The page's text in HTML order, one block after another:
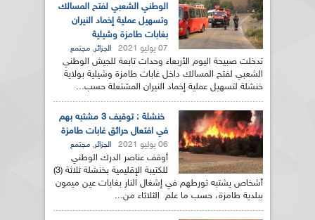
الوطني الشعبي لفتح المسالك
وتسهيل عملية إخماد النيران
بغابات طامزة وشيلية
07 يوليو 2021 الجزائر, مجتمع
تدخلت صبيحة اليوم الأربعاء وحدات تابعة للجيش الوطني
الشعبي لفتح المسالك داخل غابات طامزة وشيلية بولاية
خنشلة لتسهيل عملية إخماد النيران المشتعلة حسب...
خنشلة : توقيف 3 مشتبه بهم
في افتعال حرائق غابات طامزة
06 يوليو 2021 الجزائر, مجتمع
أوقف عناصر الدرك الوطني
للكتيبة الإقليمية بخنشلة ثلاثة (3)
أشخاص يشتبه تورطهم في إشغال النار بغابات عين ميمون
ببلدية طامزة، حسب ما علم الثلاثاء من...